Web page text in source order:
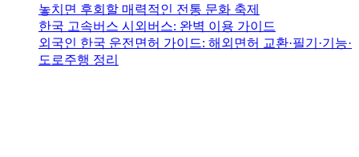
놓치면 후회할 매력적인 전통 문화 축제
한국 고속버스 시외버스: 완벽 이용 가이드
외국인 한국 운전면허 가이드: 해외면허 교환·필기·기능·
도로주행 정리